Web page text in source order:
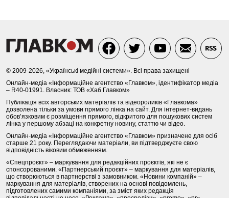
© 2009-2026, «Українські медійні системи». Всі права захищені
Онлайн-медіа «Інформаційне агентство «Главком», ідентифікатор медіа
– R40-01991. Власник: ТОВ «Хаб Главком»
Публікація всіх авторських матеріалів та відеороликів «Главкома»
дозволена тільки за умови прямого лінка на сайт. Для інтернет-видань
обов’язковим є розміщення прямого, відкритого для пошукових систем
лінка у першому абзаці на конкретну новину, статтю чи відео.
Онлайн-медіа «Інформаційне агентство «Главком» призначене для осіб
старше 21 року. Переглядаючи матеріали, ви підтверджуєте свою
відповідність віковим обмеженням.
«Спецпроєкт» – маркування для редакційних проєктів, які не є
спонсорованими. «Партнерський проєкт» – маркування для матеріалів,
що створюються в партнерстві з замовником. «Новини компаній» –
маркування для матеріалів, створених на основі повідомлень,
підготовлених самими компаніями, за зміст яких редакція